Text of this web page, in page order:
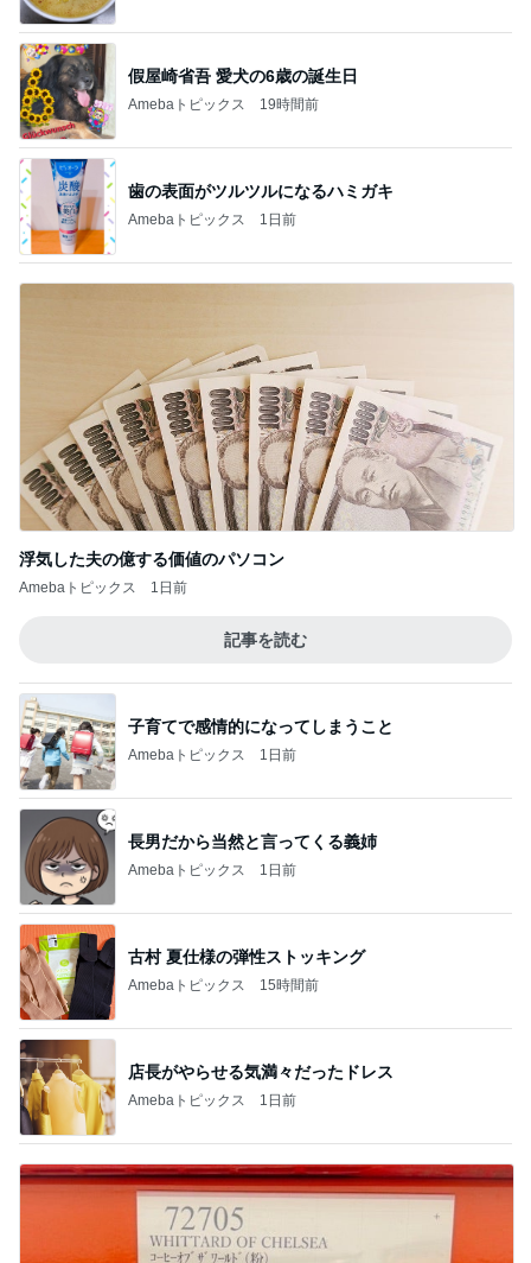
假屋崎省吾 愛犬の6歳の誕生日
Amebaトピックス 19時間前
歯の表面がツルツルになるハミガキ
Amebaトピックス 1日前
浮気した夫の億する価値のパソコン
Amebaトピックス 1日前
記事を読む
子育てで感情的になってしまうこと
Amebaトピックス 1日前
長男だから当然と言ってくる義姉
Amebaトピックス 1日前
古村 夏仕様の弾性ストッキング
Amebaトピックス 15時間前
店長がやらせる気満々だったドレス
Amebaトピックス 1日前